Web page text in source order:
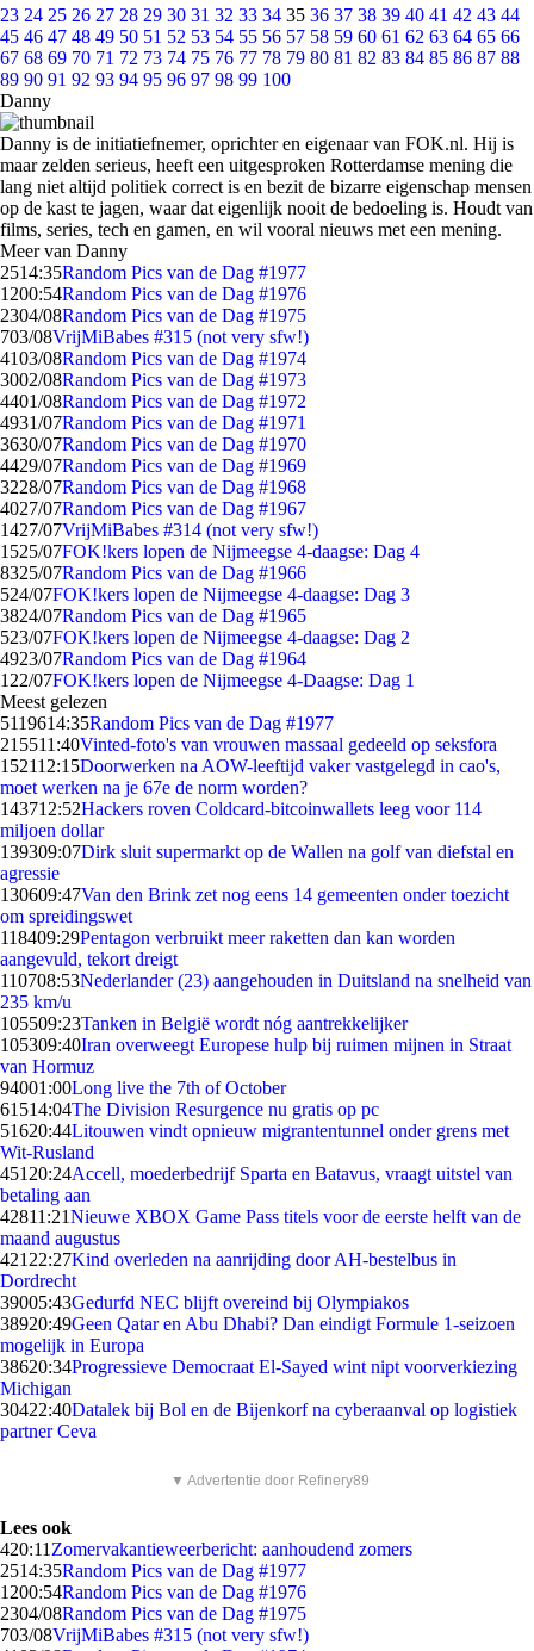
23 24 25 26 27 28 29 30 31 32 33 34 35 36 37 38 39 40 41 42 43 44
45 46 47 48 49 50 51 52 53 54 55 56 57 58 59 60 61 62 63 64 65 66
67 68 69 70 71 72 73 74 75 76 77 78 79 80 81 82 83 84 85 86 87 88
89 90 91 92 93 94 95 96 97 98 99 100
Danny
Danny is de initiatiefnemer, oprichter en eigenaar van FOK.nl. Hij is
maar zelden serieus, heeft een uitgesproken Rotterdamse mening die
lang niet altijd politiek correct is en bezit de bizarre eigenschap mensen
op de kast te jagen, waar dat eigenlijk nooit de bedoeling is. Houdt van
films, series, tech en gamen, en wil vooral nieuws met een mening.
Meer van Danny
2514:35Random Pics van de Dag #1977
1200:54Random Pics van de Dag #1976
2304/08Random Pics van de Dag #1975
703/08VrijMiBabes #315 (not very sfw!)
4103/08Random Pics van de Dag #1974
3002/08Random Pics van de Dag #1973
4401/08Random Pics van de Dag #1972
4931/07Random Pics van de Dag #1971
3630/07Random Pics van de Dag #1970
4429/07Random Pics van de Dag #1969
3228/07Random Pics van de Dag #1968
4027/07Random Pics van de Dag #1967
1427/07VrijMiBabes #314 (not very sfw!)
1525/07FOK!kers lopen de Nijmeegse 4-daagse: Dag 4
8325/07Random Pics van de Dag #1966
524/07FOK!kers lopen de Nijmeegse 4-daagse: Dag 3
3824/07Random Pics van de Dag #1965
523/07FOK!kers lopen de Nijmeegse 4-daagse: Dag 2
4923/07Random Pics van de Dag #1964
1 22/07FOK!kers lopen de Nijmeegse 4-Daagse: Dag 1
Meest gelezen
5119614:35Random Pics van de Dag #1977
215511:40Vinted-foto's van vrouwen massaal gedeeld op seksfora
152112:15Doorwerken na AOW-leeftijd vaker vastgelegd in cao's,
moet werken na je 67e de norm worden?
143712:52Hackers roven Coldcard-bitcoinwallets leeg voor 114
miljoen dollar
139309:07Dirk sluit supermarkt op de Wallen na golf van diefstal en
agressie
130609:47Van den Brink zet nog eens 14 gemeenten onder toezicht
om spreidingswet
118409:29Pentagon verbruikt meer raketten dan kan worden
aangevuld, tekort dreigt
110708:53Nederlander (23) aangehouden in Duitsland na snelheid van
235 km/u
105509:23Tanken in België wordt nóg aantrekkelijker
105309:40Iran overweegt Europese hulp bij ruimen mijnen in Straat
van Hormuz
94001:00Long live the 7th of October
61514:04The Division Resurgence nu gratis op pc
51620:44Litouwen vindt opnieuw migrantentunnel onder grens met
Wit-Rusland
451 20:24Accell, moederbedrijf Sparta en Batavus, vraagt uitstel van
betaling aan
42811:21Nieuwe XBOX Game Pass titels voor de eerste helft van de
maand augustus
421 22:27Kind overleden na aanrijding door AH-bestelbus in
Dordrecht
39005:43Gedurfd NEC blijft overeind bij Olympiakos
38920:49Geen Qatar en Abu Dhabi? Dan eindigt Formule 1-seizoen
mogelijk in Europa
38620:34Progressieve Democraat El-Sayed wint nipt voorverkiezing
Michigan
30422:40Datalek bij Bol en de Bijenkorf na cyberaanval op logistiek
partner Ceva
▼ Advertentie door Refinery89
Lees ook
420:11 Zomervakantieweerbericht: aanhoudend zomers
2514:35Random Pics van de Dag #1977
1200:54Random Pics van de Dag #1976
2304/08Random Pics van de Dag #1975
703/08VrijMiBabes #315 (not very sfw!)